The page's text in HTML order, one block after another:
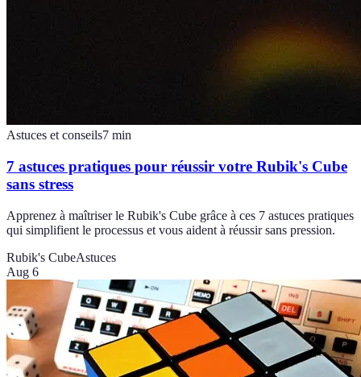
Astuces et conseils7 min
7 astuces pratiques pour réussir votre Rubik's Cube
sans stress
Apprenez à maîtriser le Rubik's Cube grâce à ces 7 astuces pratiques
qui simplifient le processus et vous aident à réussir sans pression.
Rubik's CubeAstuces
Aug 6